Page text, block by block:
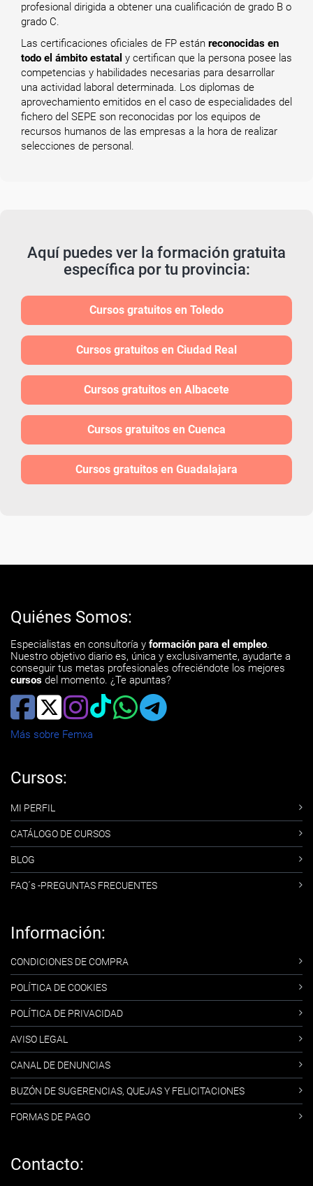
profesional dirigida a obtener una cualificación de grado B o
grado C.
Las certificaciones oficiales de FP están reconocidas en
todo el ámbito estatal y certifican que la persona posee las
competencias y habilidades necesarias para desarrollar
una actividad laboral determinada. Los diplomas de
aprovechamiento emitidos en el caso de especialidades del
fichero del SEPE son reconocidas por los equipos de
recursos humanos de las empresas a la hora de realizar
selecciones de personal.
Aquí puedes ver la formación gratuita
específica por tu provincia:
Cursos gratuitos en Toledo
Cursos gratuitos en Ciudad Real
Cursos gratuitos en Albacete
Cursos gratuitos en Cuenca
Cursos gratuitos en Guadalajara
Quiénes Somos:
Especialistas en consultoría y formación para el empleo.
Nuestro objetivo diario es, única y exclusivamente, ayudarte a
conseguir tus metas profesionales ofreciéndote los mejores
cursos del momento. ¿Te apuntas?
Más sobre Femxa
Cursos:
MI PERFIL
CATÁLOGO DE CURSOS
BLOG
FAQ´s -PREGUNTAS FRECUENTES
Información:
CONDICIONES DE COMPRA
POLÍTICA DE COOKIES
POLÍTICA DE PRIVACIDAD
AVISO LEGAL
CANAL DE DENUNCIAS
BUZÓN DE SUGERENCIAS, QUEJAS Y FELICITACIONES
FORMAS DE PAGO
Contacto: